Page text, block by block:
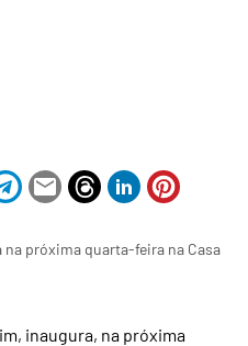
próxima quarta-feira na Casa
inaugura, na próxima